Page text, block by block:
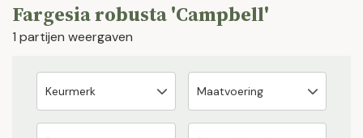
Fargesia robusta 'Campbell'
1 partijen weergaven